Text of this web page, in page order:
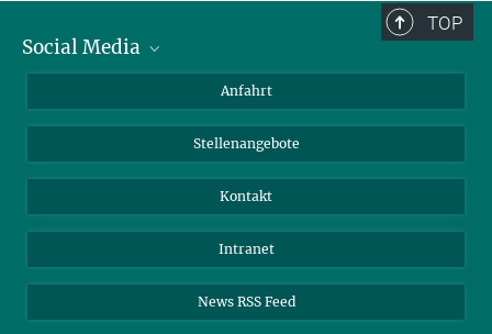
TOP
Social Media
LinkedIn
Anfahrt
Stellenangebote
Kontakt
Intranet
News RSS Feed